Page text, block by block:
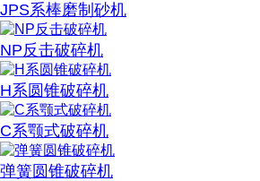
JPS系棒磨制砂机
NP反击破碎机
H系圆锥破碎机
C系颚式破碎机
弹簧圆锥破碎机